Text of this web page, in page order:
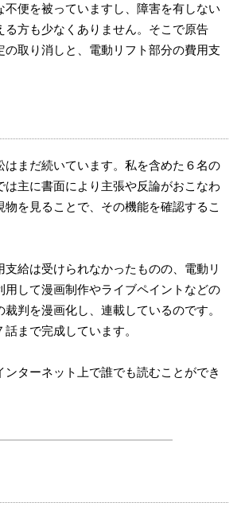
便を被っていますし、障害を有しない
方も少なくありません。そこで原告
取り消しと、電動リフト部分の費用支
まだ続いています。私を含めた６名の
主に書面により主張や反論がおこなわ
を見ることで、その機能を確認するこ
給は受けられなかったものの、電動リ
して漫画制作やライブペイントなどの
判を漫画化し、連載しているのです。
まで完成しています。
ターネット上で誰でも読むことができ